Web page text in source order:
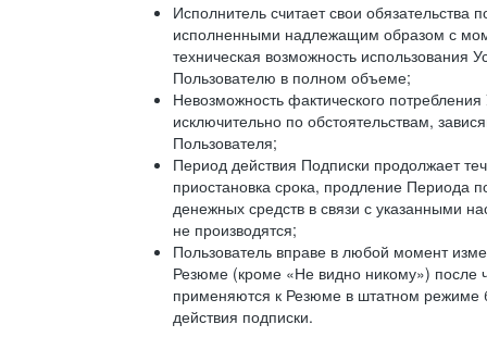
Исполнитель считает свои обязательства
исполненными надлежащим образом с
техническая возможность использования
Пользователю в полном объеме;
Невозможность фактического потребления
исключительно по обстоятельствам,
Пользователя;
Период действия Подписки продолжает
приостановка срока, продление Периода
денежных средств в связи с указанными
не производятся;
Пользователь вправе в любой момент
Резюме (кроме «Не видно никому») после
применяются к Резюме в штатном режиме
действия подписки.